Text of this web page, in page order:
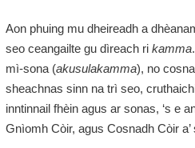
Aon phuing mu dheireadh a
seo ceangailte gu dìreach ri kamma
mì-sona (akusulakamma), no
sheachnas sinn na trì seo,
inntinnail fhèin agus ar sonas, ‘s e
Gnìomh Còir, agus Cosnadh Còir